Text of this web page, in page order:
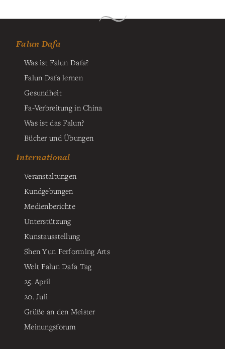
Falun Dafa
Was ist Falun Dafa?
Falun Dafa lernen
Gesundheit
Fa-Verbreitung in China
Was ist das Falun?
Bücher und Übungen
International
Veranstaltungen
Kundgebungen
Medienberichte
Unterstützung
Kunstausstellung
Shen Yun Performing Arts
Welt Falun Dafa Tag
25. April
20. Juli
Grüße an den Meister
Meinungsforum